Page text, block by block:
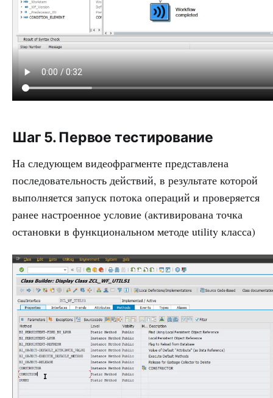
Шаг 5. Первое тестирование
На следующем видеофрагменте представлена
последовательность действий, в результате которой
выполняется запуск потока операций и проверяется
ранее настроенное условие (активирована точка
остановки в функциональном методе utility класса)